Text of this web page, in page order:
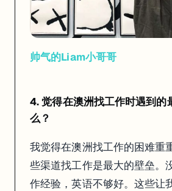
我觉得在澳洲找工作的困难重重。不知道从
5. 当时毕业的时候有过找工作的迷茫时期吗？
6. 当时抱着怎样的心态报名了匠人Web全栈班
帅气的Liam小哥哥
4. 觉得在澳洲找工作时遇到的
么？
我觉得在澳洲找工作的困难重
些渠道找工作是最大的壁垒。
作经验，英语不够好。这些让